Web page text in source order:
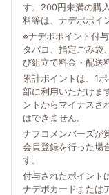
す。200円未満の購
料等は、ナデポポイ
※ナデポポイント付
タバコ、指定ごみ袋
び組立て料金・配送
累計ポイントは、1
部に利用いただけま
ントからマイナスさ
はできません。
ナフコメンバーズが
会員登録を行った場
す。
付与されたポイント
ナデポカードまたは